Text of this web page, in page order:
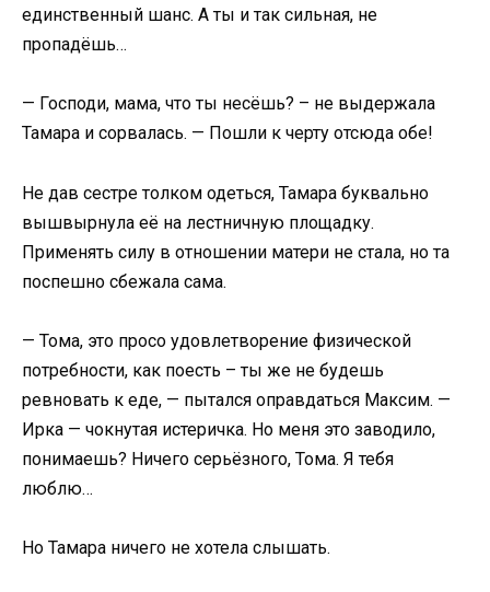
единственный шанс. А ты и так сильная, не
пропадёшь…
— Господи, мама, что ты несёшь? – не выдержала
Тамара и сорвалась. — Пошли к черту отсюда обе!
Не дав сестре толком одеться, Тамара буквально
вышвырнула её на лестничную площадку.
Применять силу в отношении матери не стала, но та
поспешно сбежала сама.
— Тома, это просо удовлетворение физической
потребности, как поесть – ты же не будешь
ревновать к еде, — пытался оправдаться Максим. —
Ирка — чокнутая истеричка. Но меня это заводило,
понимаешь? Ничего серьёзного, Тома. Я тебя
люблю…
Но Тамара ничего не хотела слышать.